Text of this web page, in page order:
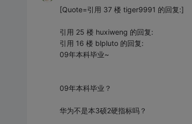
[Quote=引用 37 楼 tiger9991 的回复:]
引用 25 楼 huxiweng 的回复:
引用 16 楼 blpluto 的回复:
09年本科毕业~
09年本科毕业？
华为不是本3硕2硬指标吗？